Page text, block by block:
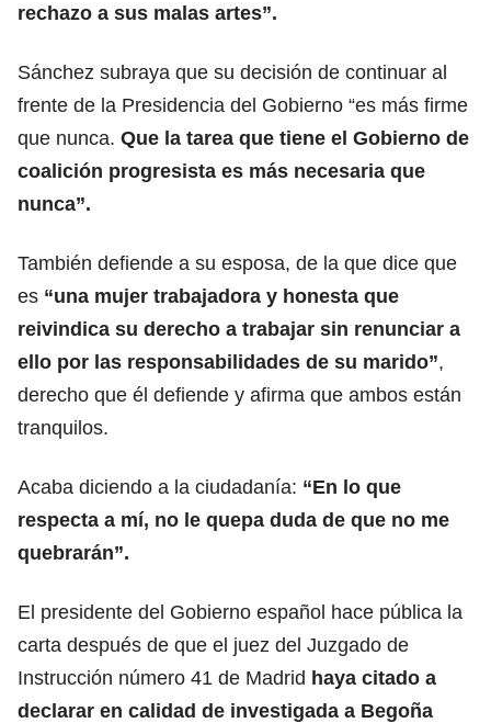
rechazo a sus malas artes”.
Sánchez subraya que su decisión de continuar al
frente de la Presidencia del Gobierno “es más firme
que nunca. Que la tarea que tiene el Gobierno de
coalición progresista es más necesaria que
nunca”.
También defiende a su esposa, de la que dice que
es “una mujer trabajadora y honesta que
reivindica su derecho a trabajar sin renunciar a
ello por las responsabilidades de su marido”,
derecho que él defiende y afirma que ambos están
tranquilos.
Acaba diciendo a la ciudadanía: “En lo que
respecta a mí, no le quepa duda de que no me
quebrarán”.
El presidente del Gobierno español hace pública la
carta después de que el juez del Juzgado de
Instrucción número 41 de Madrid haya citado a
declarar en calidad de investigada a Begoña